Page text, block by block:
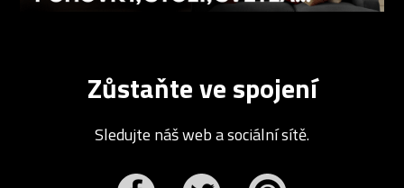
Zůstaňte ve spojení
Sledujte náš web a sociální sítě.